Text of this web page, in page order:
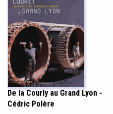
De la Courly au Grand Lyon -
Cédric Polère